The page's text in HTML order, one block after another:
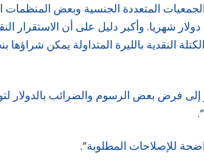
بالإضافة إلى الدولارات المتأتية من الجمعيات المتعددة الجنسية
مصرف لبنان وخصوصا حيال دولرة الرواتب بمعدل 120 مليون دولار شهريا، والتعاميم التي تضخ نحو 100 مليون دولار
فرض بعض الرسوم والضرائب بالدولار
للإصلاحات المطلوبة”.